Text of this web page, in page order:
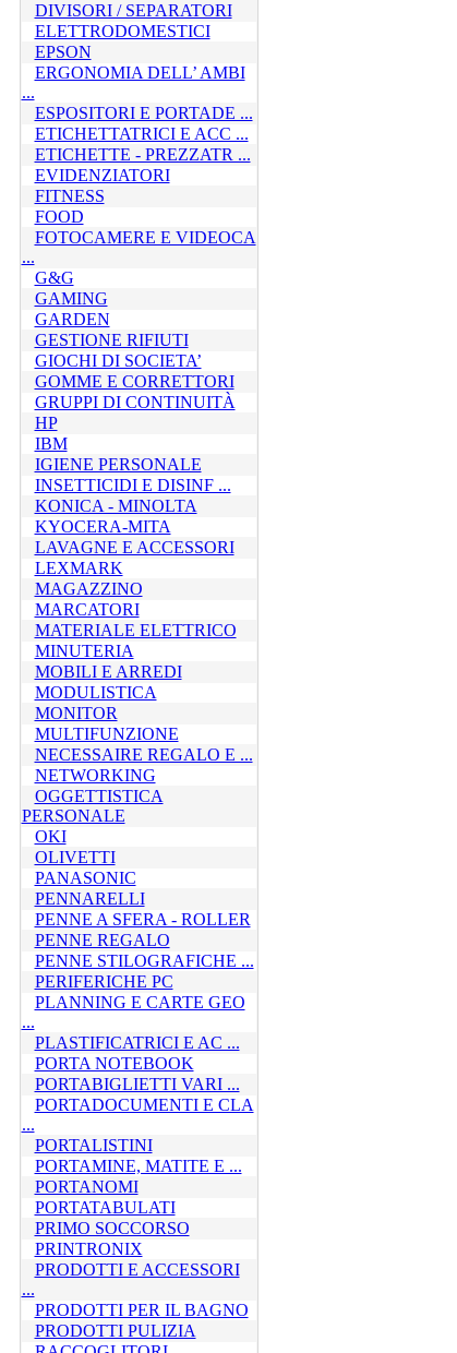
DIVISORI / SEPARATORI
ELETTRODOMESTICI
EPSON
ERGONOMIA DELL’ AMBI
...
ESPOSITORI E PORTADE ...
ETICHETTATRICI E ACC ...
ETICHETTE - PREZZATR ...
EVIDENZIATORI
FITNESS
FOOD
FOTOCAMERE E VIDEOCA
...
G&G
GAMING
GARDEN
GESTIONE RIFIUTI
GIOCHI DI SOCIETA’
GOMME E CORRETTORI
GRUPPI DI CONTINUITÀ
HP
IBM
IGIENE PERSONALE
INSETTICIDI E DISINF ...
KONICA - MINOLTA
KYOCERA-MITA
LAVAGNE E ACCESSORI
LEXMARK
MAGAZZINO
MARCATORI
MATERIALE ELETTRICO
MINUTERIA
MOBILI E ARREDI
MODULISTICA
MONITOR
MULTIFUNZIONE
NECESSAIRE REGALO E ...
NETWORKING
OGGETTISTICA
PERSONALE
OKI
OLIVETTI
PANASONIC
PENNARELLI
PENNE A SFERA - ROLLER
PENNE REGALO
PENNE STILOGRAFICHE ...
PERIFERICHE PC
PLANNING E CARTE GEO
...
PLASTIFICATRICI E AC ...
PORTA NOTEBOOK
PORTABIGLIETTI VARI ...
PORTADOCUMENTI E CLA
...
PORTALISTINI
PORTAMINE, MATITE E ...
PORTANOMI
PORTATABULATI
PRIMO SOCCORSO
PRINTRONIX
PRODOTTI E ACCESSORI
...
PRODOTTI PER IL BAGNO
PRODOTTI PULIZIA